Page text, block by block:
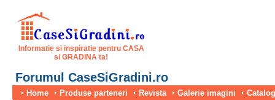
Informatie si inspiratie pentru CASA
si GRADINA ta!
Forumul CaseSiGradini.ro
Home Produse parteneri Revista Galerie imagini